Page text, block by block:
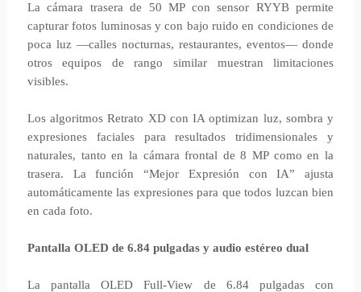
La cámara trasera de 50 MP con sensor RYYB permite
capturar fotos luminosas y con bajo ruido en condiciones de
poca luz —calles nocturnas, restaurantes, eventos— donde
otros equipos de rango similar muestran limitaciones
visibles.
Los algoritmos Retrato XD con IA optimizan luz, sombra y
expresiones faciales para resultados tridimensionales y
naturales, tanto en la cámara frontal de 8 MP como en la
trasera. La función “Mejor Expresión con IA” ajusta
automáticamente las expresiones para que todos luzcan bien
en cada foto.
Pantalla OLED de 6.84 pulgadas y audio estéreo dual
La pantalla OLED Full-View de 6.84 pulgadas con